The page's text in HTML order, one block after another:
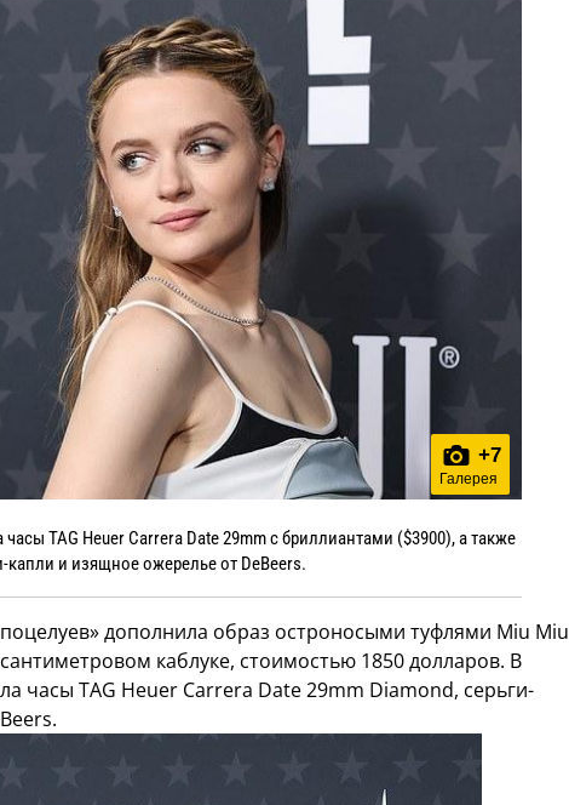
+7
Галерея
часы TAG Heuer Carrera Date 29mm с бриллиантами ($3900), а также
капли и изящное ожерелье от DeBeers.
дополнила образ остроносыми туфлями Miu Miu
каблуке, стоимостью 1850 долларов. В
часы TAG Heuer Carrera Date 29mm Diamond, серьги-